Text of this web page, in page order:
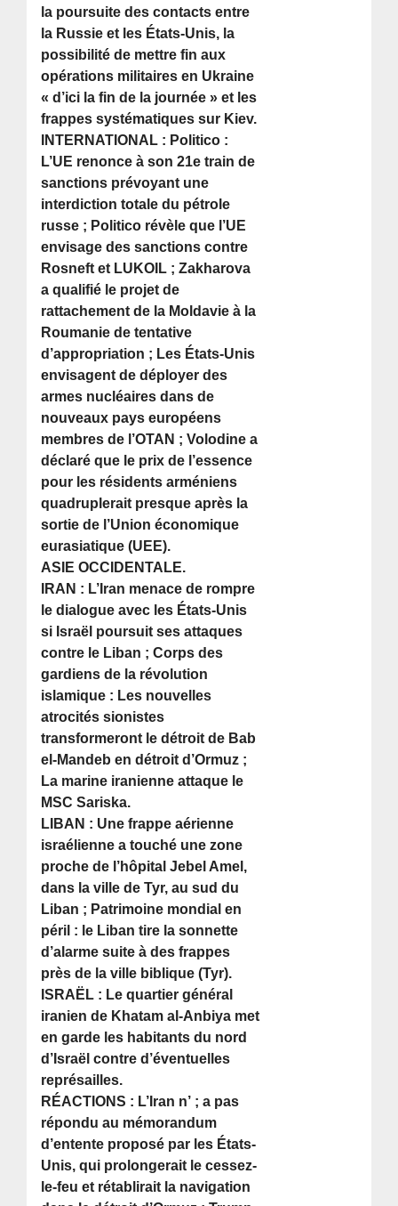
la poursuite des contacts entre
la Russie et les États-Unis, la
possibilité de mettre fin aux
opérations militaires en Ukraine
« d’ici la fin de la journée » et les
frappes systématiques sur Kiev.
INTERNATIONAL : Politico :
L’UE renonce à son 21e train de
sanctions prévoyant une
interdiction totale du pétrole
russe ; Politico révèle que l’UE
envisage des sanctions contre
Rosneft et LUKOIL ; Zakharova
a qualifié le projet de
rattachement de la Moldavie à la
Roumanie de tentative
d’appropriation ; Les États-Unis
envisagent de déployer des
armes nucléaires dans de
nouveaux pays européens
membres de l’OTAN ; Volodine a
déclaré que le prix de l’essence
pour les résidents arméniens
quadruplerait presque après la
sortie de l’Union économique
eurasiatique (UEE).
ASIE OCCIDENTALE.
IRAN : L’Iran menace de rompre
le dialogue avec les États-Unis
si Israël poursuit ses attaques
contre le Liban ; Corps des
gardiens de la révolution
islamique : Les nouvelles
atrocités sionistes
transformeront le détroit de Bab
el-Mandeb en détroit d’Ormuz ;
La marine iranienne attaque le
MSC Sariska.
LIBAN : Une frappe aérienne
israélienne a touché une zone
proche de l’hôpital Jebel Amel,
dans la ville de Tyr, au sud du
Liban ; Patrimoine mondial en
péril : le Liban tire la sonnette
d’alarme suite à des frappes
près de la ville biblique (Tyr).
ISRAËL : Le quartier général
iranien de Khatam al-Anbiya met
en garde les habitants du nord
d’Israël contre d’éventuelles
représailles.
RÉACTIONS : L’Iran n’ ; a pas
répondu au mémorandum
d’entente proposé par les États-
Unis, qui prolongerait le cessez-
le-feu et rétablirait la navigation